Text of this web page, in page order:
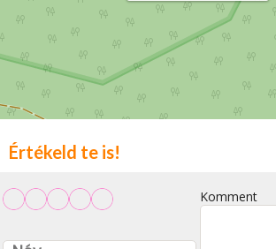
Értékeld te is!
Komment